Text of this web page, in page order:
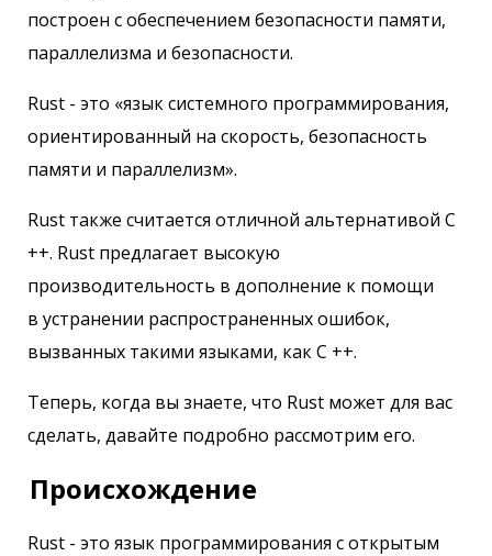
построен с обеспечением безопасности памяти,
параллелизма и безопасности.
Rust - это «язык системного программирования,
ориентированный на скорость, безопасность
памяти и параллелизм».
Rust также считается отличной альтернативой C
++. Rust предлагает высокую
производительность в дополнение к помощи
в устранении распространенных ошибок,
вызванных такими языками, как C ++.
Теперь, когда вы знаете, что Rust может для вас
сделать, давайте подробно рассмотрим его.
Происхождение
Rust - это язык программирования с открытым